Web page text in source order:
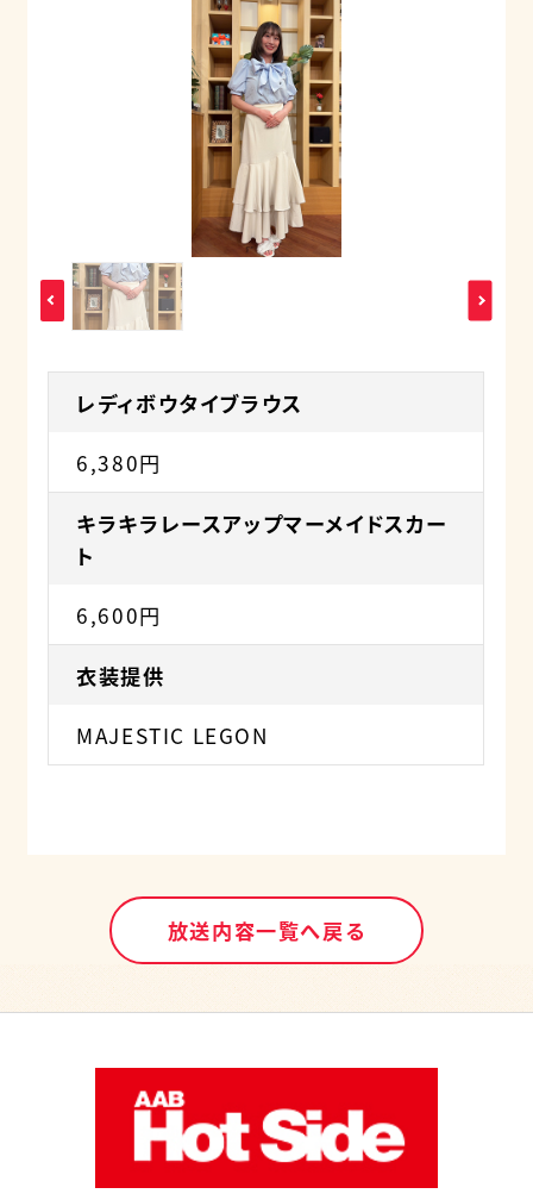
レディボウタイブラウス
6,380円
キラキラレースアップマーメイドスカー
ト
6,600円
衣装提供
MAJESTIC LEGON
放送内容一覧へ戻る